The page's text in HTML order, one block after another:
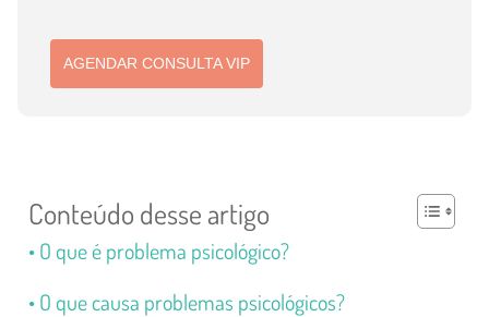
AGENDAR CONSULTA VIP
Conteúdo desse artigo
O que é problema psicológico?
O que causa problemas psicológicos?